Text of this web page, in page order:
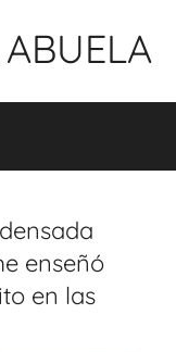
enseñó
en las